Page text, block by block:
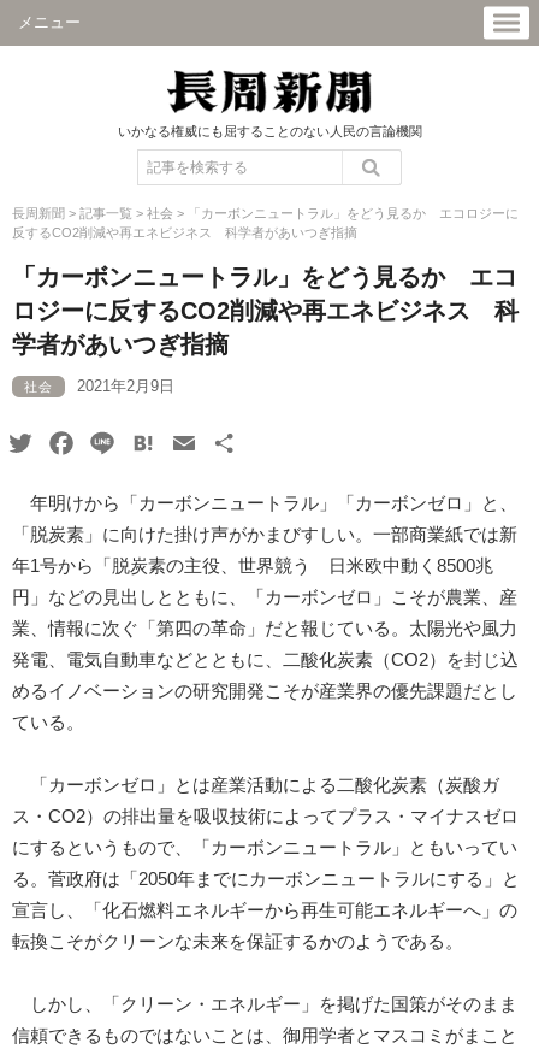
メニュー
いかなる権威にも屈することのない人民の言論機関
長周新聞 > 記事一覧 > 社会 >
「カーボンニュートラル」をどう見るか エコロジーに
反するCO2削減や再エネビジネス 科学者があいつぎ指摘
「カーボンニュートラル」をどう見るか エコ
ロジーに反するCO2削減や再エネビジネス 科
学者があいつぎ指摘
社会 2021年2月9日
TwitterFacebook
Line HatenaEmail
年明けから「カーボンニュートラル」「カーボンゼロ」と、
「脱炭素」に向けた掛け声がかまびすしい。一部商業紙では新
年1号から「脱炭素の主役、世界競う 日米欧中動く8500兆
円」などの見出しとともに、「カーボンゼロ」こそが農業、産
業、情報に次ぐ「第四の革命」だと報じている。太陽光や風力
発電、電気自動車などとともに、二酸化炭素（CO2）を封じ込
めるイノベーションの研究開発こそが産業界の優先課題だとし
ている。
「カーボンゼロ」とは産業活動による二酸化炭素（炭酸ガ
ス・CO2）の排出量を吸収技術によってプラス・マイナスゼロ
にするというもので、「カーボンニュートラル」ともいってい
る。菅政府は「2050年までにカーボンニュートラルにする」と
宣言し、「化石燃料エネルギーから再生可能エネルギーへ」の
転換こそがクリーンな未来を保証するかのようである。
しかし、「クリーン・エネルギー」を掲げた国策がそのまま
信頼できるものではないことは、御用学者とマスコミがまこと